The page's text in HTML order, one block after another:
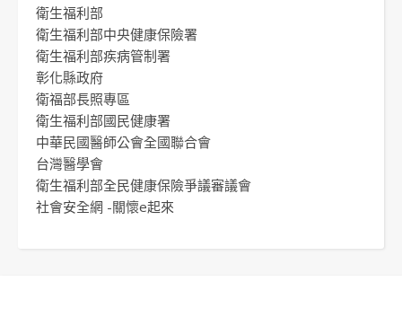
衛生福利部
衛生福利部中央健康保險署
衛生福利部疾病管制署
彰化縣政府
衛福部長照專區
衛生福利部國民健康署
中華民國醫師公會全國聯合會
台灣醫學會
衛生福利部全民健康保險爭議審議會
社會安全網 -關懷e起來